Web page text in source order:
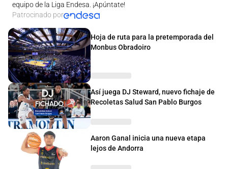
equipo de la Liga Endesa. ¡Apúntate!
Patrocinado por
Hoja de ruta para la pretemporada del
Monbus Obradoiro
Así juega DJ Steward, nuevo fichaje de
Recoletas Salud San Pablo Burgos
Aaron Ganal inicia una nueva etapa
lejos de Andorra